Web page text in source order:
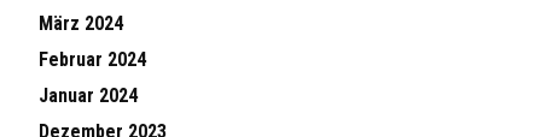
März 2024
Februar 2024
Januar 2024
Dezember 2023